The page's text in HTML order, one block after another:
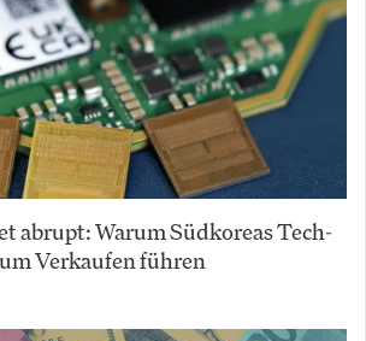
abrupt: Warum Südkoreas Tech-
Verkaufen führen